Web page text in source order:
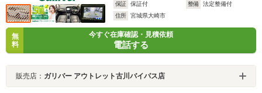
保証
保証付 整備
法定整備付
住所
宮城県大崎市
無
料
今すぐ在庫確認・見積依頼
電話する
販売店： ガリバー アウトレット古川バイパス店